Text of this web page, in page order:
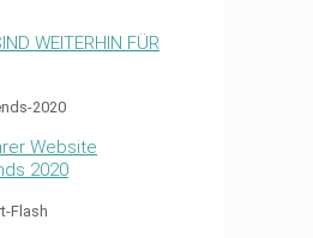
WEITERHIN FÜR
Website
2020